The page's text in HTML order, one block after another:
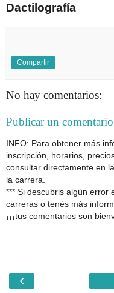
Dactilografía
Compartir
No hay comentarios:
Publicar un comentario
INFO: Para obtener más
inscripción, horarios,
consultar directamente en
la carrera.
*** Si descubris algún error
carreras o tenés más
¡¡¡tus comentarios son
‹